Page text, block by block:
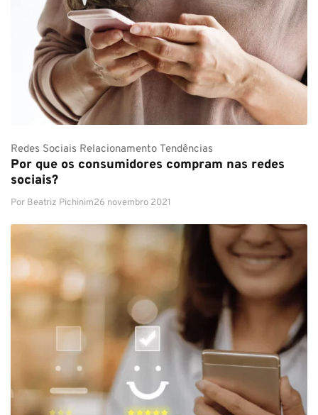
Redes Sociais Relacionamento Tendências
Por que os consumidores compram nas redes
sociais?
Por Beatriz Pichinim26 novembro 2021